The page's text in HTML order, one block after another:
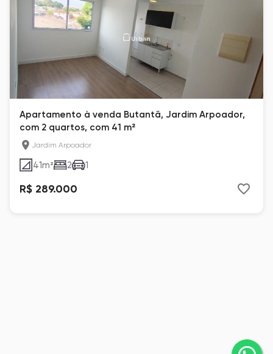
Apartamento à venda Butantã, Jardim Arpoador,
com 2 quartos, com 41 m²
Jardim Arpoador
41m² 2 1
R$ 289.000